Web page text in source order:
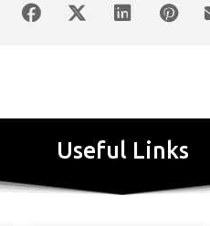
Useful Links